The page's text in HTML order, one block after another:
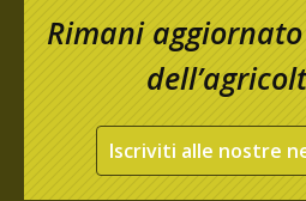
Rimani
Iscriviti alle nostre